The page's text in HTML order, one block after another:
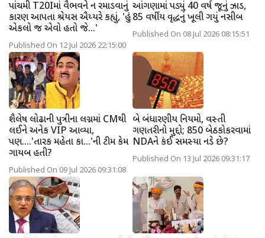
પાંચમી T20Iમાં વૈભવને ન રમાડવાનું
કારણ આપતા શ્રેયસ ઐય્યરે કહ્યું, 'હું
એકલો જ એવો હતો જે...'
Published On 12 Jul 2026 22:15:00
આંગણામાં પડ્યું 40 વર્ષ જૂનું ઝાડ,
85 વર્ષીય વૃદ્ધનું ખૂલી ગયું નસીબ
Published On 08 Jul 2026 08:15:51
શૈલેષ લોઢાની પુત્રીના લગ્નમાં CMથી
લઈને અનેક VIP આવ્યા,
પણ....'તારક મહેતા કા...'ની ટીમ કેમ
ગાયબ હતી?
Published On 09 Jul 2026 09:31:08
બે બંધારણીય નિયમો, વસ્તી
ગણતરીનો મુદ્દો; 850 બેઠકોકરવામાં
NDAને કંઈ સમસ્યા નડે છે?
Published On 13 Jul 2026 09:31:17